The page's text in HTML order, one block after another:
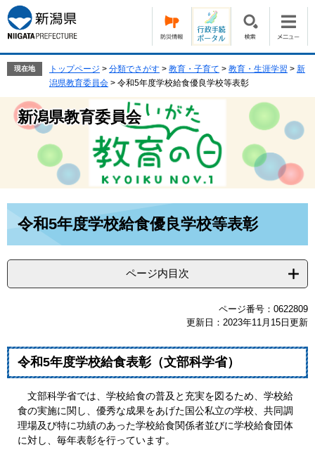
ー
ジ
の
で
す。
ニ
ュ
ー
ば
現在地 トップページ > 分類でさがす > 教育・子育て > 教育・生涯学習 > 新
潟県教育委員会 > 令和5年度学校給食優良学校等表彰
新潟県教育委員会
令和5年度学校給食優良学校等表彰
ページ内目次
ページ番号：0622809
更新日：2023年11月15日更新
令和5年度学校給食表彰（文部科学省）
文部科学省では、学校給食の普及と充実を図るため、学校給
食の実施に関し、優秀な成果をあげた国公私立の学校、共同調
理場及び特に功績のあった学校給食関係者並びに学校給食団体
に対し、毎年表彰を行っています。